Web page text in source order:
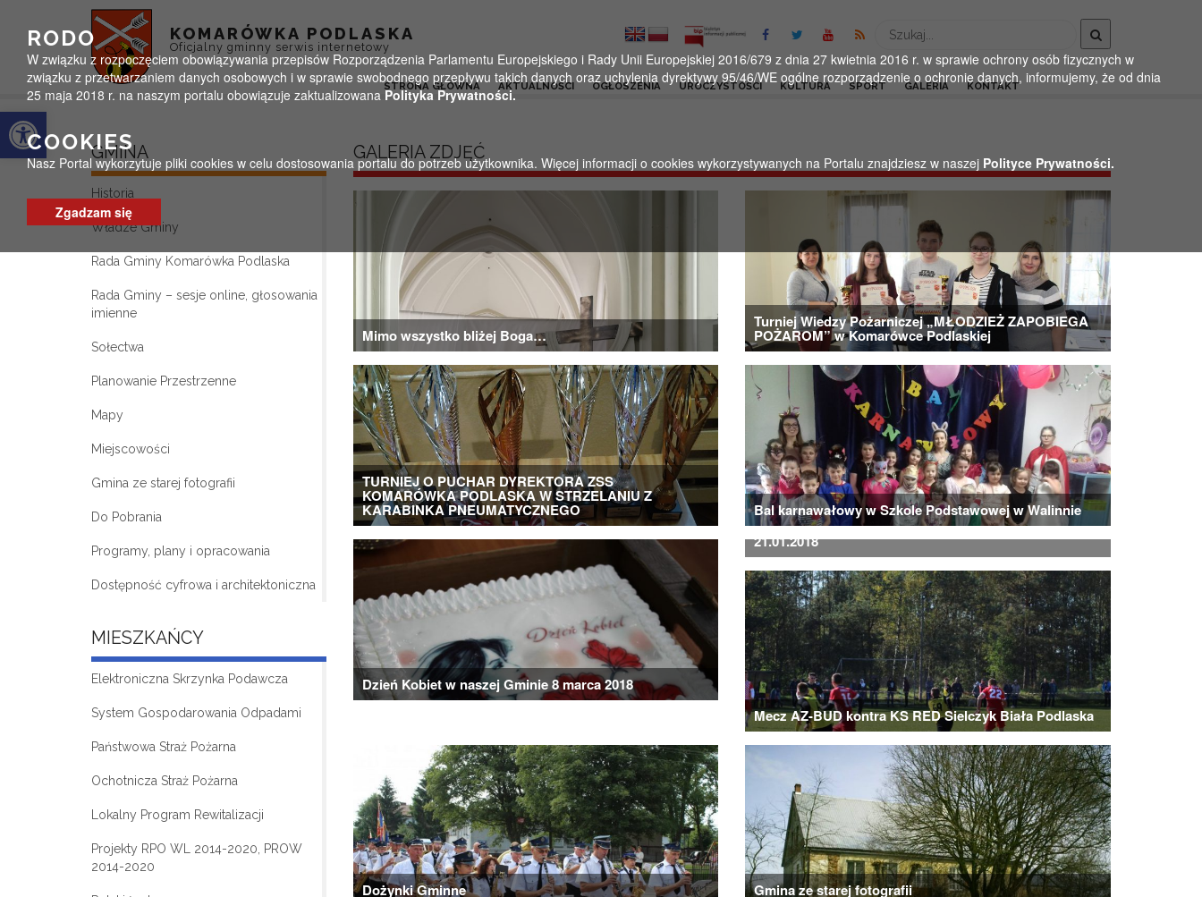
Otwórz pasek narzędzi
KOMARÓWKA PODLASKA
Oficjalny gminny serwis internetowy
Wyszukaj
STRONA GŁÓWNA AKTUALNOŚCI OGŁOSZENIA UROCZYSTOŚCI KULTURA SPORT GALERIA KONTAKT
GMINA
Historia
Władze Gminy
Rada Gminy Komarówka Podlaska
Rada Gminy – sesje online, głosowania
imienne
Sołectwa
Planowanie Przestrzenne
Mapy
Miejscowości
Gmina ze starej fotografii
Do Pobrania
Programy, plany i opracowania
Dostępność cyfrowa i architektoniczna
MIESZKAŃCY
Elektroniczna Skrzynka Podawcza
System Gospodarowania Odpadami
Państwowa Straż Pożarna
Ochotnicza Straż Pożarna
Lokalny Program Rewitalizacji
Projekty RPO WL 2014-2020, PROW
2014-2020
GALERIA ZDJĘĆ
Mimo wszystko bliżej Boga…
Turniej Wiedzy Pożarniczej „MŁODZIEŻ ZAPOBIEGA
POŻAROM” w Komarówce Podlaskiej
TURNIEJ O PUCHAR DYREKTORA ZSS
KOMARÓWKA PODLASKA W STRZELANIU Z
KARABINKA PNEUMATYCZNEGO Bal karnawałowy w Szkole Podstawowej w Walinnie
Dzień Kobiet w naszej Gminie 8 marca 2018
Turniej Piłki Siatkowej o Puchar Wójta Gminy
21.01.2018
Mecz AZ-BUD kontra KS RED Sielczyk Biała Podlaska
Dożynki Gminne Gmina ze starej fotografii
RODO
W związku z rozpoczęciem obowiązywania przepisów Rozporządzenia Parlamentu Europejskiego i Rady Unii Europejskiej 2016/679 z dnia 27 kwietnia 2016 r. w sprawie ochrony osób fizycznych w
związku z przetwarzaniem danych osobowych i w sprawie swobodnego przepływu takich danych oraz uchylenia dyrektywy 95/46/WE ogólne rozporządzenie o ochronie danych, informujemy, że od dnia
25 maja 2018 r. na naszym portalu obowiązuje zaktualizowana Polityka Prywatności.
COOKIES
Nasz Portal wykorzytuje pliki cookies w celu dostosowania portalu do potrzeb użytkownika. Więcej informacji o cookies wykorzystywanych na Portalu znajdziesz w naszej Polityce Prywatności.
Zgadzam się